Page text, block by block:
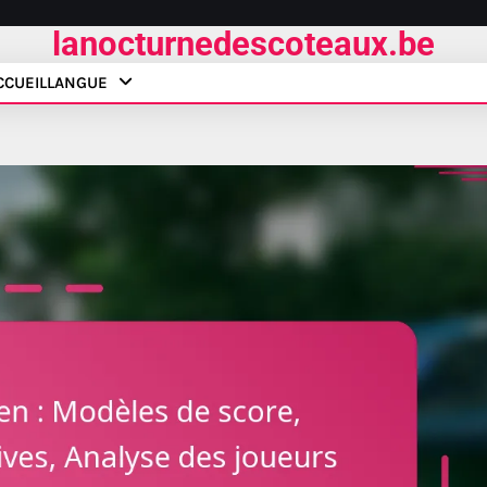
lanocturnedescoteaux.be
LANGUE